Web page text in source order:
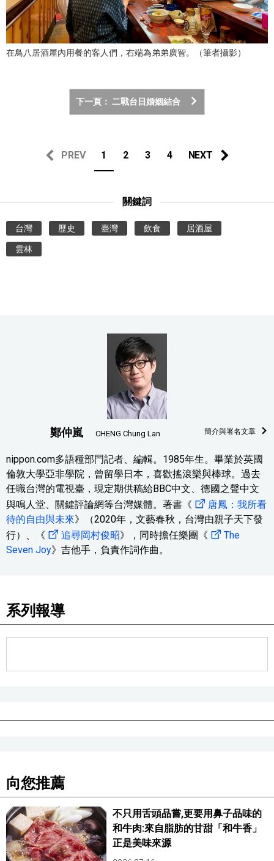
在鳥八居酒屋內用餐的客人們，右端為弟弟廣智。（筆者攝影）
下一頁： 二戰台日婚姻結合
PREV 1 2 3 4 NEXT
關鍵詞
台灣 歷史 臺灣 飲食 居酒屋
雲林
鄭仲嵐 CHENG Chung Lan 簡介與署名文章
nippon.com多語種部門記者、編輯。1985年生。畢業於英國
倫敦大學亞非學院，曾留學日本，喜歡搖滾樂與棒球。過去
任職台灣的電視臺，現定期供稿給BBC中文、德國之聲中文
與鳴人堂、關鍵評論網等台灣媒體。著書《
唐鳳：我所看
待的自由與未來》（2020年，文藝春秋，台灣由親子天下發
行）、《
追尋岡村俊昭》，同時擔任樂團《
The
Seven Joy》吉他手，負責作詞作曲。
系列報導
向您推薦
不只用舌頭品嘗,更要用鼻子品味的
和牛肉:來自脂肪的甘甜「和牛香」
正是美味來源